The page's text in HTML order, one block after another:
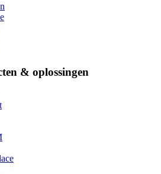
& oplossingen